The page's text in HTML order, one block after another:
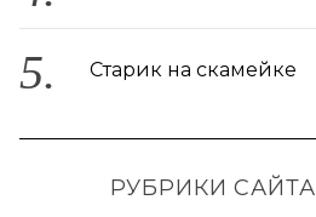
Старик на скамейке
РУБРИКИ САЙТА